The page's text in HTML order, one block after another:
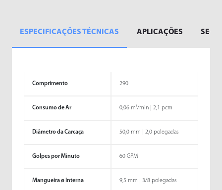
ESPECIFICAÇÕES TÉCNICAS APLICAÇÕES
Comprimento 290
Consumo de Ar 0,06 m³/min | 2,1 pcm
Diâmetro da Carcaça 50,0 mm | 2,0 polegadas
Golpes por Minuto 60 GPM
Mangueira ø Interna 9,5 mm | 3/8 polegadas